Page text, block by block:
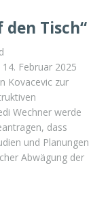
den Tisch“
Februar 2025
Kovacevic zur
Wechner werde
dass
und Planungen
Abwägung der